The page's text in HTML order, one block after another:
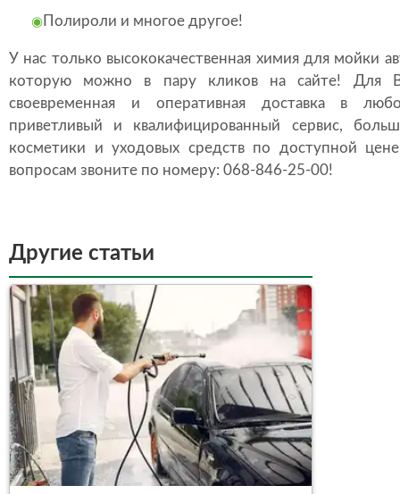
◉ Полироли и многое другое!
У нас только высококачественная химия для мойки
которую можно в пару кликов на сайте! Для
своевременная и оперативная доставка в
приветливый и квалифицированный сервис,
косметики и уходовых средств по доступной
вопросам звоните по номеру: 068-846-25-00!
Другие статьи